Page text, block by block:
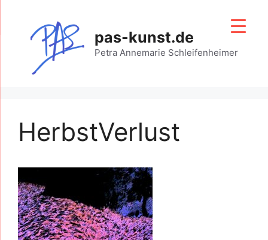
springen
pas-kunst.de
Petra Annemarie Schleifenheimer
HerbstVerlust